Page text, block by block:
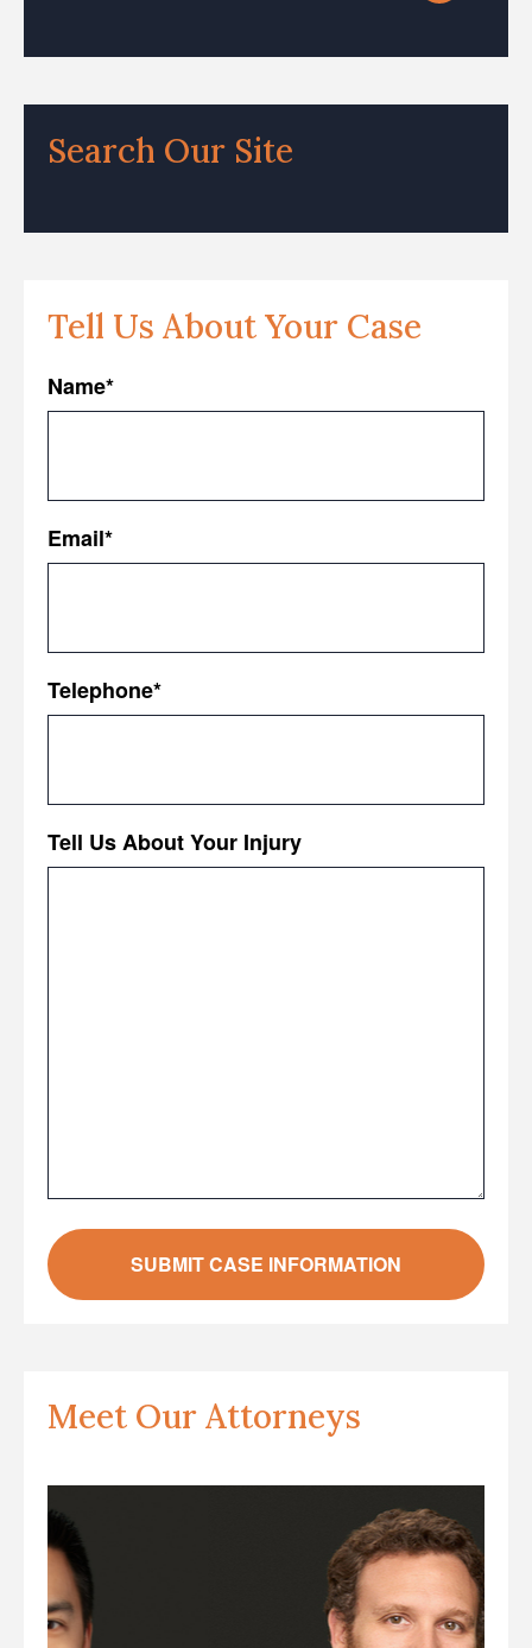
Search Our Site
Tell Us About Your Case
Name*
Email*
Telephone*
Tell Us About Your Injury
Meet Our Attorneys